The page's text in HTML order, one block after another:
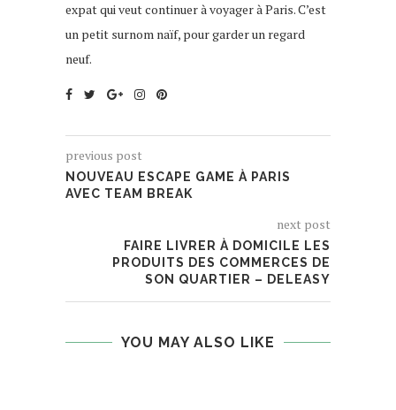
expat qui veut continuer à voyager à Paris. C’est
un petit surnom naïf, pour garder un regard
neuf.
previous post
NOUVEAU ESCAPE GAME À PARIS
AVEC TEAM BREAK
next post
FAIRE LIVRER À DOMICILE LES
PRODUITS DES COMMERCES DE
SON QUARTIER – DELEASY
YOU MAY ALSO LIKE